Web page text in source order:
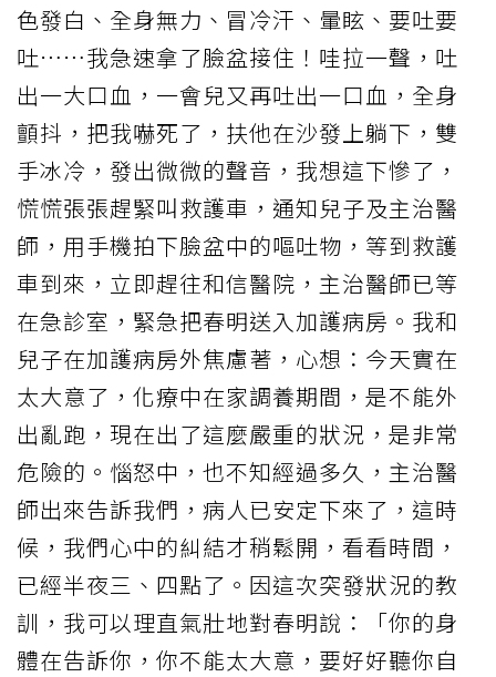
色發白、全身無力、冒冷汗、暈眩、要吐要
吐⋯⋯我急速拿了臉盆接住！哇拉一聲，吐
出一大口血，一會兒又再吐出一口血，全身
顫抖，把我嚇死了，扶他在沙發上躺下，雙
手冰冷，發出微微的聲音，我想這下慘了，
慌慌張張趕緊叫救護車，通知兒子及主治醫
師，用手機拍下臉盆中的嘔吐物，等到救護
車到來，立即趕往和信醫院，主治醫師已等
在急診室，緊急把春明送入加護病房。我和
兒子在加護病房外焦慮著，心想：今天實在
太大意了，化療中在家調養期間，是不能外
出亂跑，現在出了這麼嚴重的狀況，是非常
危險的。惱怒中，也不知經過多久，主治醫
師出來告訴我們，病人已安定下來了，這時
候，我們心中的糾結才稍鬆開，看看時間，
已經半夜三、四點了。因這次突發狀況的教
訓，我可以理直氣壯地對春明說：「你的身
體在告訴你，你不能太大意，要好好聽你自